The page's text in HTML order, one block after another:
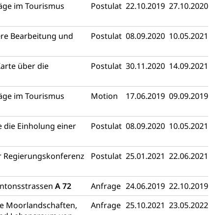
im Tourismus
Postulat 22.10.2019 27.10.2020
Bearbeitung und
Postulat 08.09.2020 10.05.2021
über die
Postulat 30.11.2020 14.09.2021
im Tourismus
Motion 17.06.2019 09.09.2019
die Einholung einer
Postulat 08.09.2020 10.05.2021
Regierungskonferenz
Postulat 25.01.2021 22.06.2021
A 72 Anfrage 24.06.2019 22.10.2019
Moorlandschaften,
Anfrage 25.10.2021 23.05.2022
Jugend+Sport
Freiwilliger Schulsport
Fischerei, Viehzucht
Zivilstandsamt, Erben, Erbenliste
Dienstverweigerer, Militärdienstverweigerung,
Betriebe, Alarmierung, Sirenentest